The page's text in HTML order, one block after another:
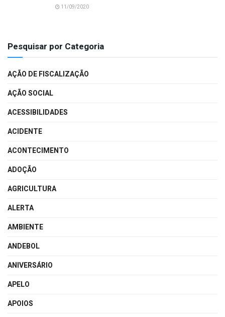
11/09/2020
Pesquisar por Categoria
AÇÃO DE FISCALIZAÇÃO
AÇÃO SOCIAL
ACESSIBILIDADES
ACIDENTE
ACONTECIMENTO
ADOÇÃO
AGRICULTURA
ALERTA
AMBIENTE
ANDEBOL
ANIVERSÁRIO
APELO
APOIOS